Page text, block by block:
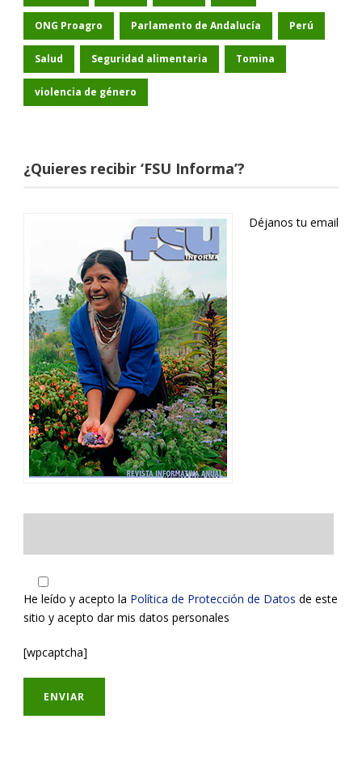
ONG Proagro Parlamento de Andalucía Perú
Salud Seguridad alimentaria Tomina
violencia de género
¿Quieres recibir ‘FSU Informa’?
Déjanos tu email
He leído y acepto la Política de Protección de Datos de este
sitio y acepto dar mis datos personales
[wpcaptcha]